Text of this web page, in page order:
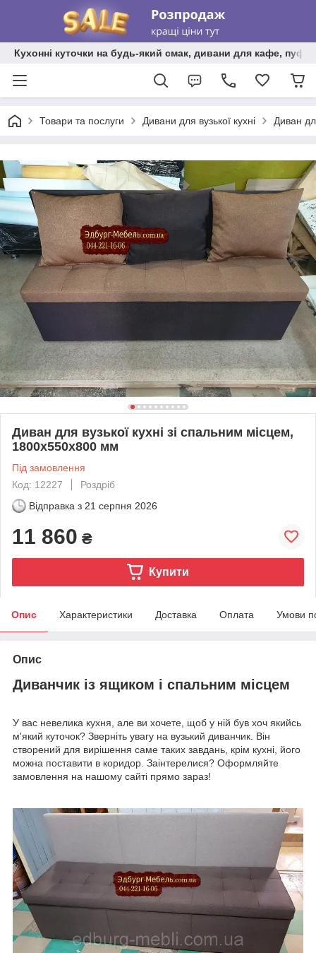
Кухонні куточки на будь-який смак, дивани для кафе,
Товари та послуги Дивани для вузької кухні Диван
Диван для вузької кухні зі спальним місцем,
1800х550х800 мм
Під замовлення
Код: 12227
Роздріб
Відправка з 21 серпня 2026
11 860 ₴
Купити
Опис Характеристики Доставка Оплата Умови
Опис
Диванчик із ящиком і спальним місцем
У вас невелика кухня, але ви хочете, щоб у ній був хоч якийсь
м'який куточок? Зверніть увагу на вузький диванчик. Він
створений для вирішення саме таких завдань, крім кухні, його
можна поставити в коридор. Заінтерелися? Оформляйте
замовлення на нашому сайті прямо зараз!